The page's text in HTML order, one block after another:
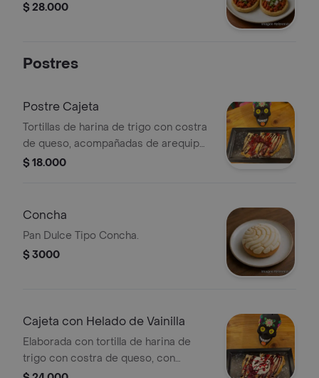
$ 28.000
Postres
Postre Cajeta
Tortillas de harina de trigo con costra
de queso, acompañadas de arequipe,
coulis de frutos rojos y salsa de
$ 18.000
Concha
Pan Dulce Tipo Concha.
$ 3000
Cajeta con Helado de Vainilla
Elaborada con tortilla de harina de
trigo con costra de queso, con
arequipe, coulis de frutos rojos, y